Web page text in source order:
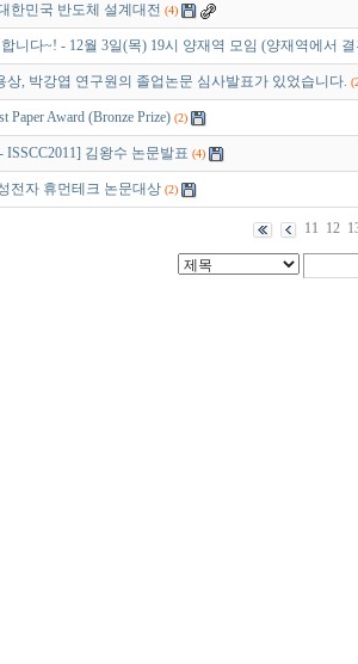
한민국 반도체 설계대전 (4)
니다~! - 12월 3일(목) 19시 양재역 모임 (양재역에서
상, 박강엽 연구원의 졸업논문 심사발표가 있었습니다.
Paper Award (Bronze Prize) (2)
ISSCC2011] 김왕수 논문발표 (4)
전자 휴먼테크 논문대상 (2)
11 12